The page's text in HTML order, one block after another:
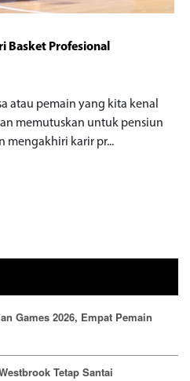
Basket Profesional
atau pemain yang kita kenal
memutuskan untuk pensiun
mengakhiri karir pr...
Games 2026, Empat Pemain
Tetap Santai